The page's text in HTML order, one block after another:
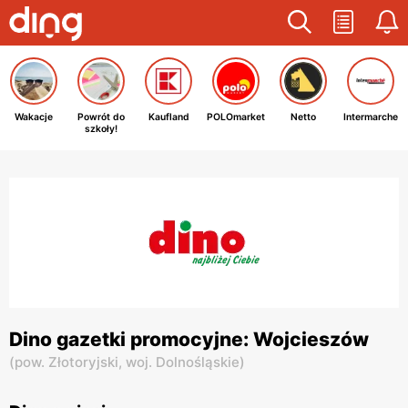
Wakacje
Powrót do
szkoły!
Kaufland POLOmarket Netto Intermarche
Dino gazetki promocyjne: Wojcieszów
(pow. Złotoryjski, woj. Dolnośląskie)